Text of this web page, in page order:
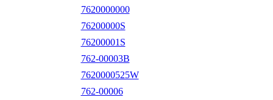
7620000000
76200000S
76200001S
762-00003B
7620000525W
762-00006